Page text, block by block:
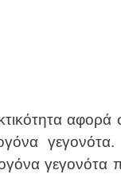
αφορά
γεγονότα.
γεγονότα